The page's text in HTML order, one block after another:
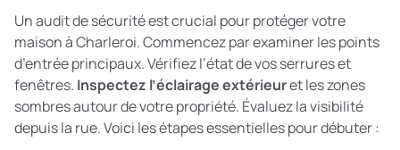
Un audit de sécurité est crucial pour protéger votre
maison à Charleroi. Commencez par examiner les points
d’entrée principaux. Vérifiez l’état de vos serrures et
fenêtres. Inspectez l’éclairage extérieuret les zones
sombres autour de votre propriété. Évaluez la visibilité
depuis la rue. Voici les étapes essentielles pour débuter :